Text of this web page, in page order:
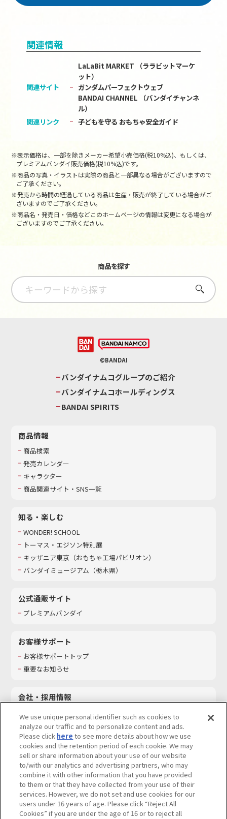
関連情報
関連サイト
LaLaBit MARKET （ララビットマーケ
ット）
ガンダムパーフェクトウェブ
BANDAI CHANNEL （バンダイチャンネ
ル）
関連リンク
子どもを守る おもちゃ安全ガイド
※表示価格は、一部を除きメーカー希望小売価格(税10%込)、もしくは、
プレミアムバンダイ販売価格(税10%込)です。
※商品の写真・イラストは実際の商品と一部異なる場合がございますので
ご了承ください。
※発売から時間の経過している商品は生産・販売が終了している場合がご
ざいますのでご了承ください。
※商品名・発売日・価格などこのホームページの情報は変更になる場合が
ございますのでご了承ください。
商品を探す
さがす
©BANDAI
バンダイナムコグループのご紹介
バンダイナムコホールディングス
BANDAI SPIRITS
商品情報
商品検索
発売カレンダー
キャラクター
商品関連サイト・SNS一覧
知る・楽しむ
WONDER! SCHOOL
トーマス・エジソン特別展
キッザニア東京（おもちゃ工場パビリオン）​
バンダイミュージアム（栃木県）
公式通販サイト
プレミアムバンダイ
お客様サポート
お客様サポートトップ
重要なお知らせ
会社・採用情報
採用情報
サステナビリティ
お問い合わせ
ウェブサイトご利用条件 ソーシャルメディアポリシー
個人情報及び特定個人情報等の取り扱いに関する保護方針
We use unique personal identifier such as cookies to
analyze our traffic and to personalize content and ads.
Please click here to see more details about how we use
cookies and the retention period of each cookie. We may
sell or share information about your use of our website
to/with our analytics and advertising partners, who may
combine it with other information that you have provided
to them or that they have collected from your use of their
services. However, we do not set and use cookies for our
users under 16 years of age. Please click “Reject All
Cookies” if you are under the age of 16 or to reject all